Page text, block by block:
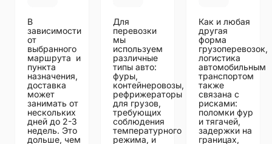
В
зависимости
от
выбранного
маршрута и
пункта
назначения,
доставка
может
занимать от
нескольких
дней до 2-3
недель. Это
дольше, чем
Для
перевозки
мы
используем
различные
типы авто:
фуры,
контейнеровозы,
рефрижераторы
для грузов,
требующих
соблюдения
температурного
режима, и
Как и любая
другая
форма
грузоперевозок,
логистика
автомобильным
транспортом
также
связана с
рисками:
поломки фур
и тягачей,
задержки на
границах,